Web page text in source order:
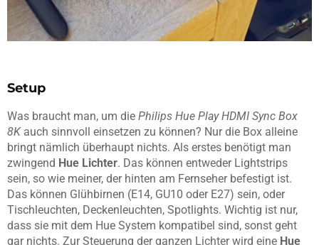
Setup
Was braucht man, um die Philips Hue Play HDMI Sync Box
8Kauch sinnvoll einsetzen zu können? Nur die Box alleine
bringt nämlich überhaupt nichts. Als erstes benötigt man
zwingend Hue Lichter. Das können entweder Lightstrips
sein, so wie meiner, der hinten am Fernseher befestigt ist.
Das können Glühbirnen (E14, GU10 oder E27) sein, oder
Tischleuchten, Deckenleuchten, Spotlights. Wichtig ist nur,
dass sie mit dem Hue System kompatibel sind, sonst geht
gar nichts. Zur Steuerung der ganzen Lichter wird eine Hue